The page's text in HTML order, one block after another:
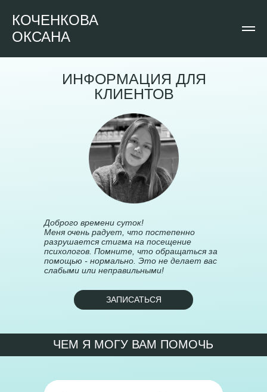
КОЧЕНКОВА
ОКСАНА
ЧЕМ Я МОГУ ВАМ ПОМОЧЬ
Доброго времени суток!
Меня очень радует, что постепенно
разрушается стигма на посещение
психологов. Помните, что обращаться за
помощью - нормально. Это не делает вас
слабыми или неправильными!
ИНФОРМАЦИЯ ДЛЯ
КЛИЕНТОВ
ЗАПИСАТЬСЯ